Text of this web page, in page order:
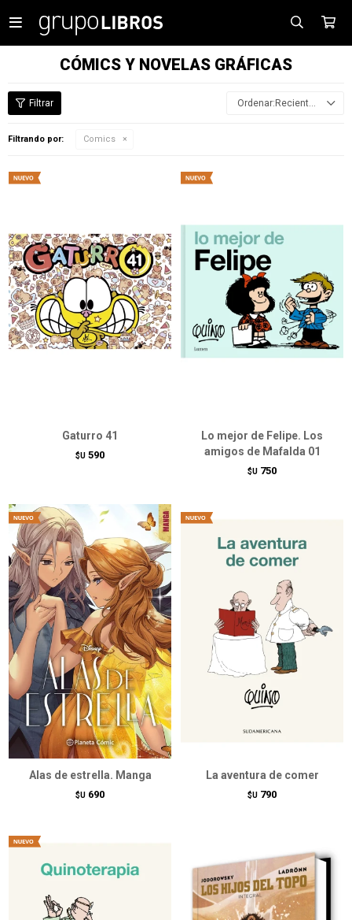

CÓMICS Y NOVELAS GRÁFICAS
Recientes
Filtrando por: Comics
Gaturro 41
$U 590
Lo mejor de Felipe. Los
amigos de Mafalda 01
$U 750
Alas de estrella. Manga
$U 690
La aventura de comer
$U 790